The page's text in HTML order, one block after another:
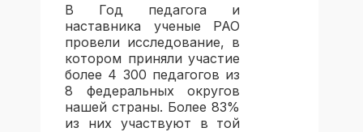
В Год педагога и
наставника ученые РАО
провели исследование, в
котором приняли участие
более 4 300 педагогов из
8 федеральных округов
нашей страны. Более 83%
из них участвуют в той